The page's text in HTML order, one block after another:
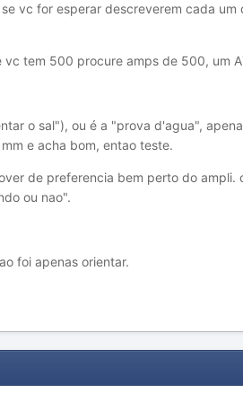
vc for esperar descreverem cada
tem 500 procure amps de 500, um
o sal"), ou é a "prova d'agua",
e acha bom, entao teste.
de preferencia bem perto do
ou nao".
foi apenas orientar.